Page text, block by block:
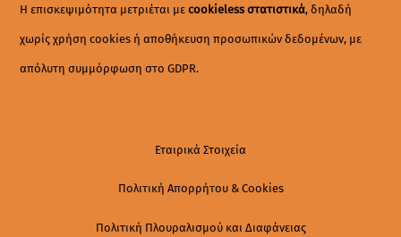
Η επισκεψιμότητα μετριέται μεcookieless στατιστικά, δηλαδή
χωρίς χρήση cookies ή αποθήκευση προσωπικών δεδομένων, με
απόλυτη συμμόρφωση στο GDPR.
Εταιρικά Στοιχεία
Πολιτική Απορρήτου & Cookies
Πολιτική Πλουραλισμού και Διαφάνειας